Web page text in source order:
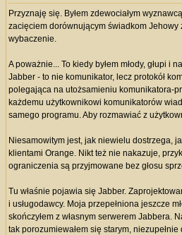
Przyznaję się. Byłem zdewociałym
zacięciem dorównującym świadkom Jehowy
wybaczenie.
A poważnie... To kiedy byłem młody, głupi
Jabber - to nie komunikator, lecz protokół
polegająca na utożsamieniu komunikatora-
każdemu użytkownikowi komunikatorów
samego programu. Aby rozmawiać z
Niesamowitym jest, jak niewielu dostrzega,
klientami Orange. Nikt też nie nakazuje,
ograniczenia są przyjmowane bez głosu
Tu właśnie pojawia się Jabber.
i usługodawcy. Moja przepełniona jeszcze
skończyłem z własnym serwerem Jabbera.
tak porozumiewałem się starym,